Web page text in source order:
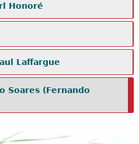
Honoré
Laffargue
Soares (Fernando